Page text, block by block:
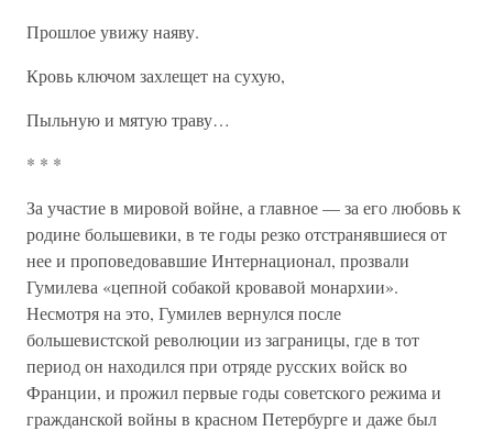
Прошлое увижу наяву.
Кровь ключом захлещет на сухую,
Пыльную и мятую траву…
* * *
За участие в мировой войне, а главное — за его любовь к
родине большевики, в те годы резко отстранявшиеся от
нее и проповедовавшие Интернационал, прозвали
Гумилева «цепной собакой кровавой монархии».
Несмотря на это, Гумилев вернулся после
большевистской революции из заграницы, где в тот
период он находился при отряде русских войск во
Франции, и прожил первые годы советского режима и
гражданской войны в красном Петербурге и даже был